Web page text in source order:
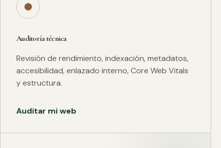
●
Auditoría técnica
Revisión de rendimiento, indexación, metadatos,
accesibilidad, enlazado interno, Core Web Vitals
y estructura.
Auditar mi web